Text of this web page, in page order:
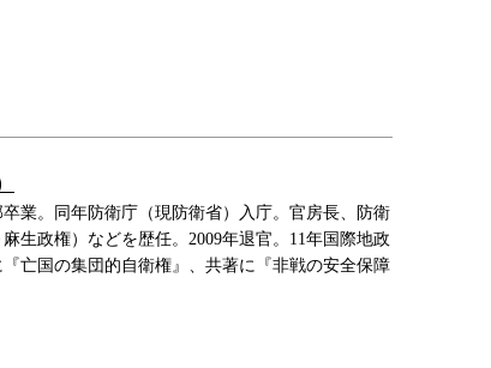
業。同年防衛庁（現防衛省）入庁。官房長、防衛
生政権）などを歴任。2009年退官。11年国際地政
亡国の集団的自衛権』、共著に『非戦の安全保障